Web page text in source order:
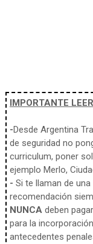
IMPORTANTE
-Desde Argentina
de seguridad no
curriculum, poner
ejemplo Merlo,
- Si te llaman de
recomendación
NUNCAdeben
para la
antecedentes